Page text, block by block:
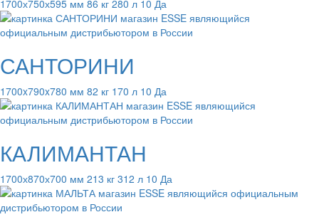
1700х750х595 мм 86 кг 280 л 10 Да
САНТОРИНИ
1700x790x780 мм 82 кг 170 л 10 Да
КАЛИМАНТАН
1700х870х700 мм 213 кг 312 л 10 Да